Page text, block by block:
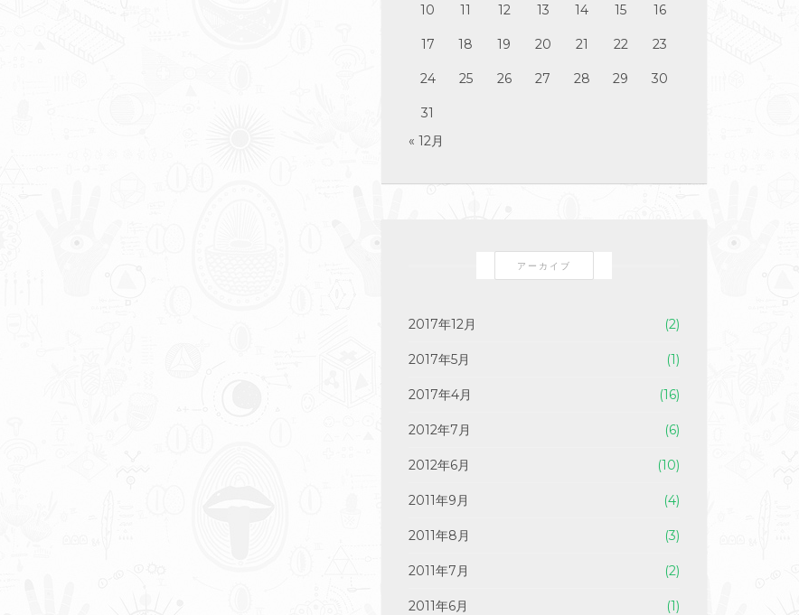
10 11 12 13 14 15 16
17 18 19 20 21 22 23
24 25 26 27 28 29 30
31
« 12月
アーカイブ
2017年12月 (2)
2017年5月 (1)
2017年4月 (16)
2012年7月 (6)
2012年6月 (10)
2011年9月 (4)
2011年8月 (3)
2011年7月 (2)
2011年6月 (1)